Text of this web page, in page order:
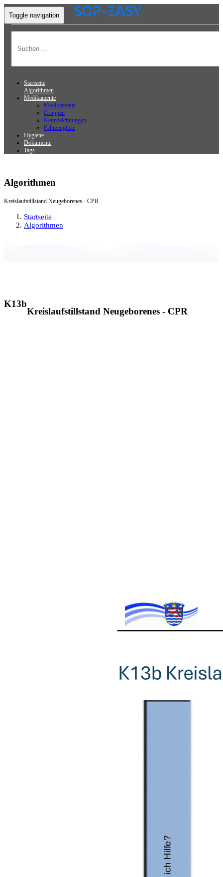
Toggle navigation
Startseite
Algorithmen
Medikamente
Medikamente
Gruppen
Kennzeichnungen
Fahrzeugliste
Hygiene
Dokumente
Tags
Algorithmen
Kreislaufstillstand Neugeborenes - CPR
Startseite
Algorithmen
K13b
Kreislaufstillstand Neugeborenes - CPR